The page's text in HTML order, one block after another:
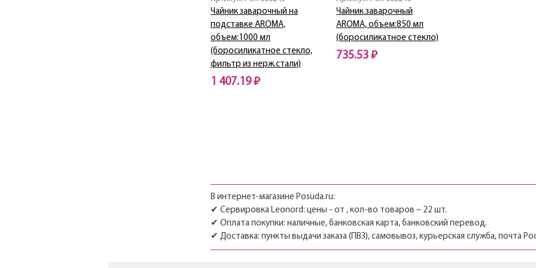
Чайник заварочный на
подставке AROMA,
объем:1000 мл
(боросиликатное стекло,
фильтр из нерж.стали)
1 407.19 ₽
Чайник заварочный
AROMA, объем:850 мл
(боросиликатное стекло)
735.53 ₽
В интернет-магазине Posuda.ru:
✔ Сервировка Leonord: цены - от , кол-во товаров – 22 шт.
✔ Оплата покупки: наличные, банковская карта, банковский перевод.
✔ Доставка: пункты выдачи заказа (ПВЗ), самовывоз, курьерская служба, почта